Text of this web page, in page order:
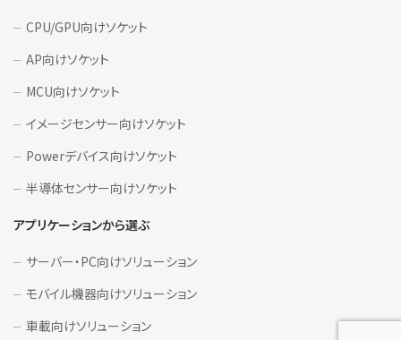
CPU/GPU向けソケット
AP向けソケット
MCU向けソケット
イメージセンサー向けソケット
Powerデバイス向けソケット
半導体センサー向けソケット
アプリケーションから選ぶ
サーバー・PC向けソリューション
モバイル機器向けソリューション
車載向けソリューション